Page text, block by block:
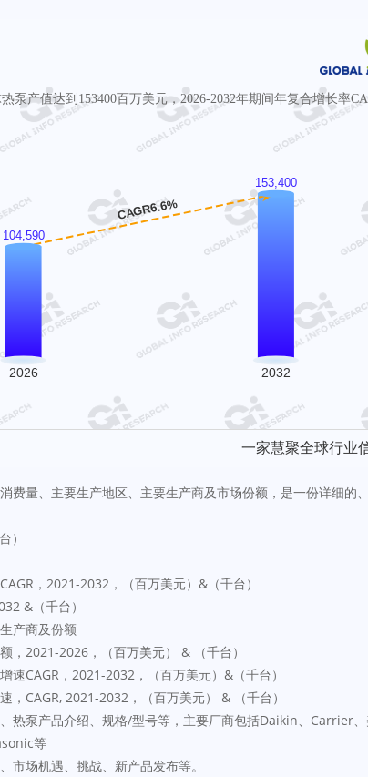
泵产值达到153400百万美元，2026-2032年期间年复合增长率
一家慧聚全球行业
费量、主要生产地区、主要生产商及市场份额，是一份详细的
）
，2021-2032，（百万美元）&（千台）
&（千台）
产商及份额
，2021-2026，（百万美元） & （千台）
CAGR，2021-2032，（百万美元）&（千台）
CAGR, 2021-2032，（百万美元） & （千台）
热泵产品介绍、规格/型号等，主要厂商包括Daikin、
等
市场机遇、挑战、新产品发布等。